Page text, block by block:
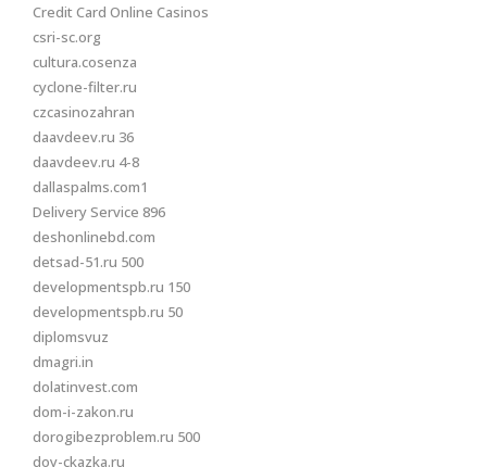
Credit Card Online Casinos
csri-sc.org
cultura.cosenza
cyclone-filter.ru
czcasinozahran
daavdeev.ru 36
daavdeev.ru 4-8
dallaspalms.com1
Delivery Service 896
deshonlinebd.com
detsad-51.ru 500
developmentspb.ru 150
developmentspb.ru 50
diplomsvuz
dmagri.in
dolatinvest.com
dom-i-zakon.ru
dorogibezproblem.ru 500
doy-ckazka.ru